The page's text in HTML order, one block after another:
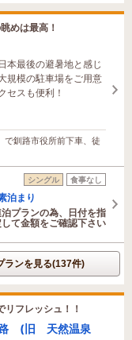
めは最高！
本最後の避暑地と感じ
規模の駐車場をご用意
セスも便利！
で釧路市役所前下車、徒
シングル 食事なし
泊まり
プランの為、日付を指
して金額をご確認下さい
ランを見る(137件)
フレッシュ！！
路 (旧 天然温泉